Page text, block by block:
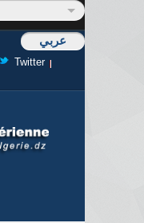
عربي
Twitter